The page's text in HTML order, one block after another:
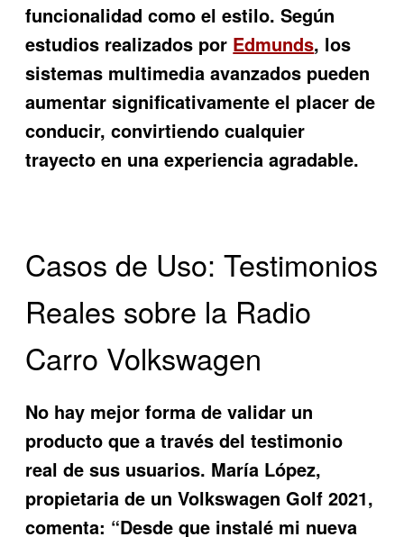
funcionalidad como el estilo. Según
estudios realizados por Edmunds, los
sistemas multimedia avanzados pueden
aumentar significativamente el placer de
conducir, convirtiendo cualquier
trayecto en una experiencia agradable.
Casos de Uso: Testimonios
Reales sobre la Radio
Carro Volkswagen
No hay mejor forma de validar un
producto que a través del testimonio
real de sus usuarios. María López,
propietaria de un Volkswagen Golf 2021,
comenta: “Desde que instalé mi nueva